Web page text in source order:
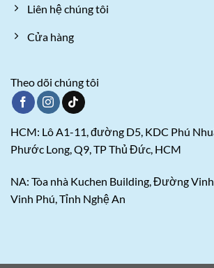
Liên hệ chúng tôi
Cửa hàng
Theo dõi chúng tôi
HCM: Lô A1-11, đường D5, KDC Phú
Phước Long, Q9, TP Thủ Đức, HCM
NA: Tòa nhà Kuchen Building, Đường
Vinh Phú, Tỉnh Nghệ An